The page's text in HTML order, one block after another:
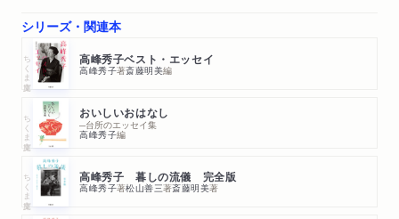
シリーズ・関連本
ちくま文庫 高峰秀子ベスト・エッセイ
高峰秀子著斎藤明美編
ちくま文庫 おいしいおはなし
─台所のエッセイ集
高峰秀子編
ちくま文庫 高峰秀子 暮しの流儀 完全版
高峰秀子著松山善三著斎藤明美著